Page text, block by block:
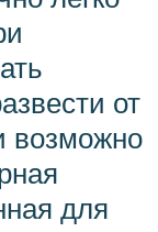
от
возможно
для